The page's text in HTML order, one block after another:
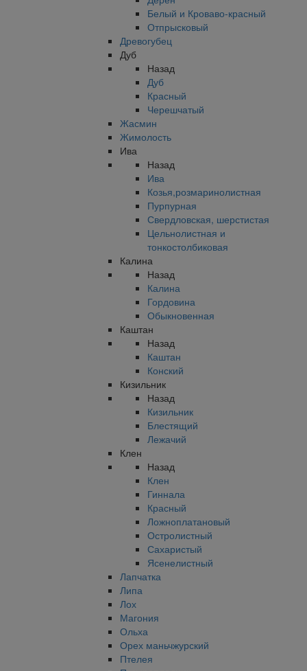
Белый и Кроваво-красный
Отпрысковый
Древогубец
Дуб
Назад
Дуб
Красный
Черешчатый
Жасмин
Жимолость
Ива
Назад
Ива
Козья,розмаринолистная
Пурпурная
Свердловская, шерстистая
Цельнолистная и
тонкостолбиковая
Калина
Назад
Калина
Гордовина
Обыкновенная
Каштан
Назад
Каштан
Конский
Кизильник
Назад
Кизильник
Блестящий
Лежачий
Клен
Назад
Клен
Гиннала
Красный
Ложноплатановый
Остролистный
Сахаристый
Ясенелистный
Лапчатка
Липа
Лох
Магония
Ольха
Орех маньчжурский
Птелея